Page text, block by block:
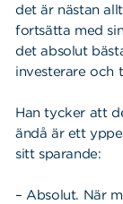
det är nästan
fortsätta med
det absolut
investerare och
Han tycker att
ändå är ett
sitt sparande:
– Absolut. När